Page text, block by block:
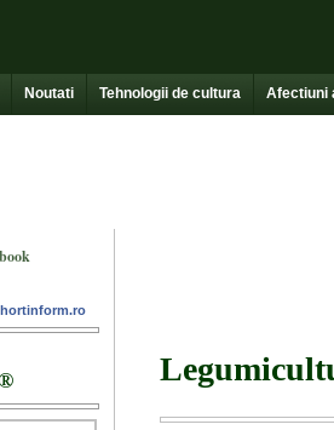
Noutati Tehnologii de cultura Afectiuni